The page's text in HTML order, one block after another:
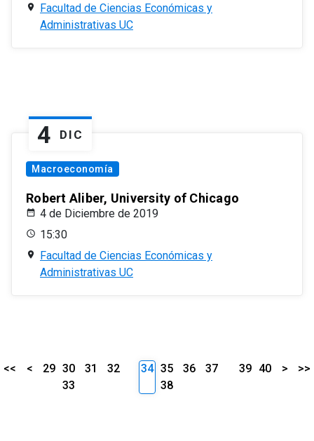
Facultad de Ciencias Económicas y
Administrativas UC
4 DIC
Macroeconomía
Robert Aliber, University of Chicago
4 de Diciembre de 2019
15:30
Facultad de Ciencias Económicas y
Administrativas UC
<< < 29 30 31
32
33
34 35 36
37
38
39 40 > >>